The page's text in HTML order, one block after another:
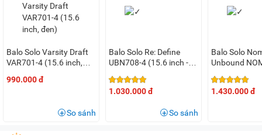
Balo Solo Varsity Draft
VAR701-4 (15.6 inch,
990.000 đ
So sánh
Balo Solo Re: Define
UBN708-4 (15.6 inch -
1.030.000 đ
So sánh
Balo Solo
Unbound
1.430.000 đ